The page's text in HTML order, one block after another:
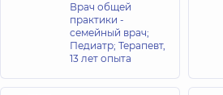
Врач общей
практики -
семейный врач;
Педиатр; Терапевт,
13 лет опыта